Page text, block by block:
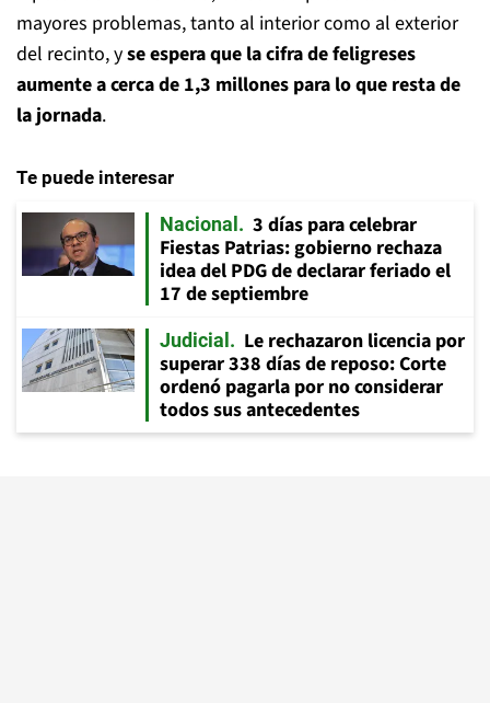
mayores problemas, tanto al interior como al exterior
del recinto, yse espera que la cifra de feligreses
aumente a cerca de 1,3 millones para lo que resta de
la jornada.
Te puede interesar
Nacional
3 días para celebrar
Fiestas Patrias: gobierno rechaza
idea del PDG de declarar feriado el
17 de septiembre
Judicial
Le rechazaron licencia por
superar 338 días de reposo: Corte
ordenó pagarla por no considerar
todos sus antecedentes